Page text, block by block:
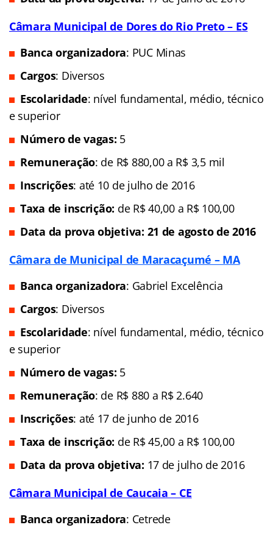
Câmara Municipal de Dores do Rio Preto – ES
Banca organizadora: PUC Minas
Cargos: Diversos
Escolaridade: nível fundamental, médio, técnico
e superior
Número de vagas: 5
Remuneração: de R$ 880,00 a R$ 3,5 mil
Inscrições: até 10 de julho de 2016
Taxa de inscrição: de R$ 40,00 a R$ 100,00
Data da prova objetiva: 21 de agosto de 2016
Câmara de Municipal de Maracaçumé – MA
Banca organizadora: Gabriel Excelência
Cargos: Diversos
Escolaridade: nível fundamental, médio, técnico
e superior
Número de vagas: 5
Remuneração: de R$ 880 a R$ 2.640
Inscrições: até 17 de junho de 2016
Taxa de inscrição: de R$ 45,00 a R$ 100,00
Data da prova objetiva: 17 de julho de 2016
Câmara Municipal de Caucaia – CE
Banca organizadora: Cetrede